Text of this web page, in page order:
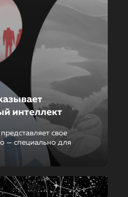
интеллект
свое
— специально для